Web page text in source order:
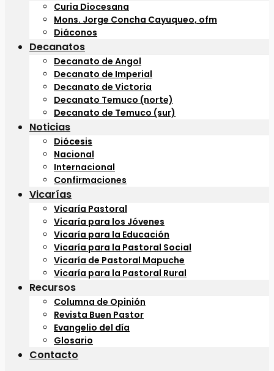
Curia Diocesana
Mons. Jorge Concha Cayuqueo, ofm
Diáconos
Decanatos
Decanato de Angol
Decanato de Imperial
Decanato de Victoria
Decanato Temuco (norte)
Decanato de Temuco (sur)
Noticias
Diócesis
Nacional
Internacional
Confirmaciones
Vicarías
Vicaría Pastoral
Vicaría para los Jóvenes
Vicaría para la Educación
Vicaría para la Pastoral Social
Vicaría de Pastoral Mapuche
Vicaría para la Pastoral Rural
Recursos
Columna de Opinión
Revista Buen Pastor
Evangelio del día
Glosario
Contacto